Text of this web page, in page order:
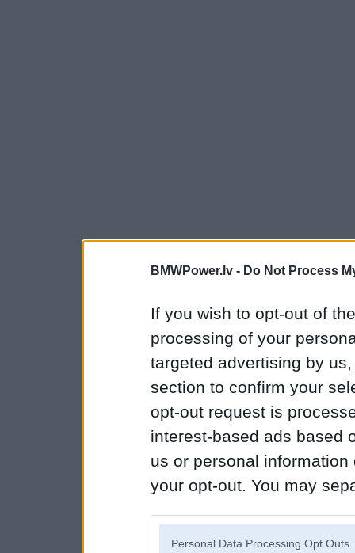
BMWPower.lv - Do Not Process
If you wish to opt-out of
processing of your
targeted advertising by
section to confirm your
opt-out request is
interest-based ads based
us or personal
your opt-out. You may
Personal Data Processing Opt Outs